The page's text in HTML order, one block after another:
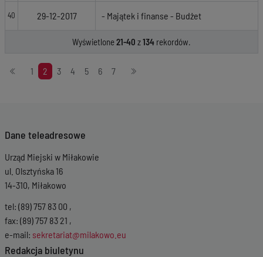
40 29-12-2017 - Majątek i finanse - Budżet
Wyświetlone21-40 z134 rekordów.
Stronicowanie
1 2 3 4 5 6 7
Dane teleadresowe
Urząd Miejski w Miłakowie
ul. Olsztyńska 16
14-310, Miłakowo
tel: (89) 757 83 00 ,
fax: (89) 757 83 21 ,
e-mail: sekretariat@milakowo.eu
Redakcja biuletynu